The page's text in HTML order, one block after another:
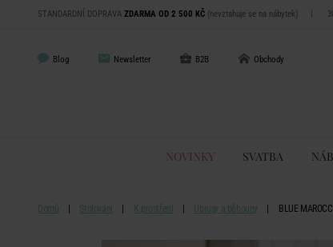
STANDARDNÍ DOPRAVA ZDARMA OD 2 500 KČ (nevztahuje se na nábytek) |
Blog Newsletter B2B Obchody
NOVINKY SVATBA
Domů Stolování K prostření Ubrusy a běhouny BLUE